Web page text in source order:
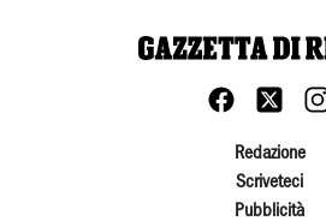
Redazione
Scriveteci
Pubblicità